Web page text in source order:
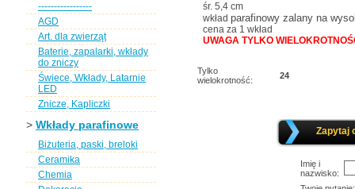
-----------------
AGD
Art. dla zwierząt
Baterie, zapalarki, wkłady
do zniczy
Świece, Wkłady, Latarnie
LED
Znicze, Kapliczki
> Wkłady parafinowe
Biżuteria, paski, breloki
Ceramika
Chemia
śr. 5,4 cm
wkład parafinowy zalany na
cena za 1 wkład
UWAGA TYLKO
Tylko
wielokrotność:
24
Zapytaj
Imię i
nazwisko: